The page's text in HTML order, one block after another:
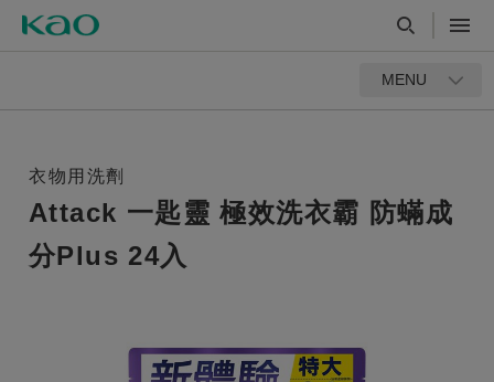
MENU
衣物用洗劑
Attack 一匙靈 極效洗衣霸 防蟎成
分Plus 24入